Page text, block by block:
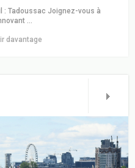
: Tadoussac Joignez-vous à
...
davantage